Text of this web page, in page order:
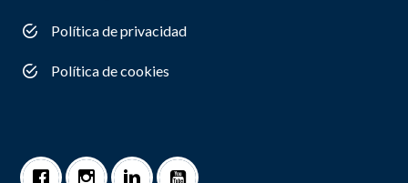
Política de privacidad
Política de cookies